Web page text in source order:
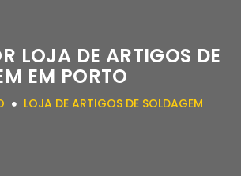
LOJA DE ARTIGOS DE
EM PORTO
LOJA DE ARTIGOS DE SOLDAGEM